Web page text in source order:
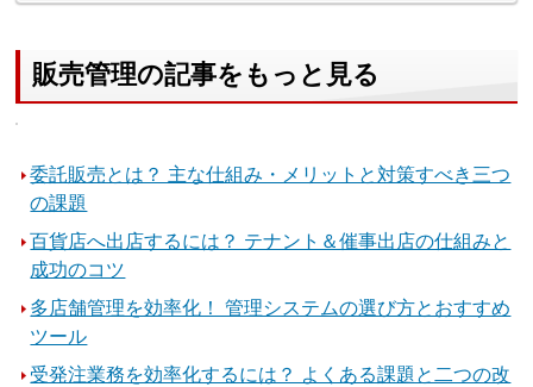
販売管理の記事をもっと見る
委託販売とは？ 主な仕組み・メリットと対策すべき三つ
の課題
百貨店へ出店するには？ テナント＆催事出店の仕組みと
成功のコツ
多店舗管理を効率化！ 管理システムの選び方とおすすめ
ツール
受発注業務を効率化するには？ よくある課題と二つの改